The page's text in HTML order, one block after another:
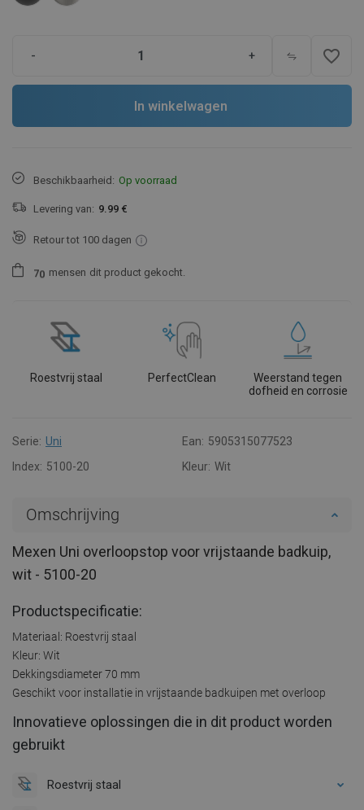
- + favorite_border
In winkelwagen
Beschikbaarheid: Op voorraad
Levering van: 9.99 €
Retour tot 100 dagen
70 mensen dit product gekocht.
Roestvrij staal PerfectClean
Weerstand tegen
dofheid en corrosie
Serie: Uni Ean: 5905315077523
Index: 5100-20 Kleur: Wit
Omschrijving
Mexen Uni overloopstop voor vrijstaande badkuip,
wit - 5100-20
Productspecificatie:
Materiaal: Roestvrij staal
Kleur: Wit
Dekkingsdiameter 70 mm
Geschikt voor installatie in vrijstaande badkuipen met overloop
Innovatieve oplossingen die in dit product worden
gebruikt
Roestvrij staal